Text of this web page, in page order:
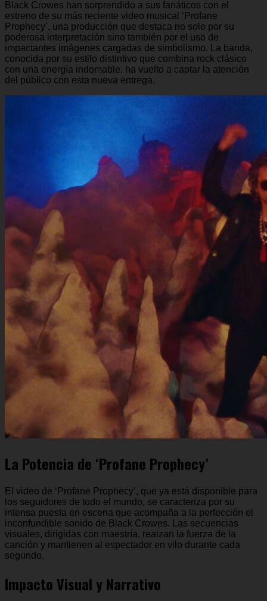
Black Crowes han sorprendido a sus fanáticos con el
estreno de su más reciente video musical ‘Profane
Prophecy’, una producción que destaca no solo por su
poderosa interpretación sino también por el uso de
impactantes imágenes cargadas de simbolismo. La banda,
conocida por su estilo distintivo que combina rock clásico
con una energía indomable, ha vuelto a captar la atención
del público con esta nueva entrega.
La Potencia de ‘Profane Prophecy’
El video de ‘Profane Prophecy’, que ya está disponible para
los seguidores de todo el mundo, se caracteriza por su
intensa puesta en escena que acompaña a la perfección el
inconfundible sonido de Black Crowes. Las secuencias
visuales, dirigidas con maestría, realzan la fuerza de la
canción y mantienen al espectador en vilo durante cada
segundo.
Impacto Visual y Narrativo